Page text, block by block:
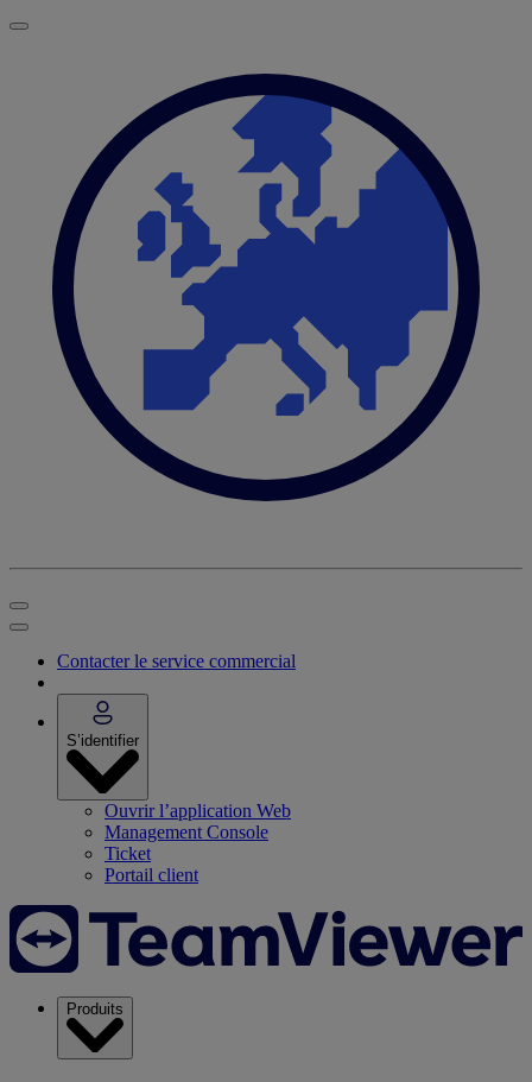
Contacter le service commercial
S’identifier
Ouvrir l’application Web
Management Console
Ticket
Portail client
Produits